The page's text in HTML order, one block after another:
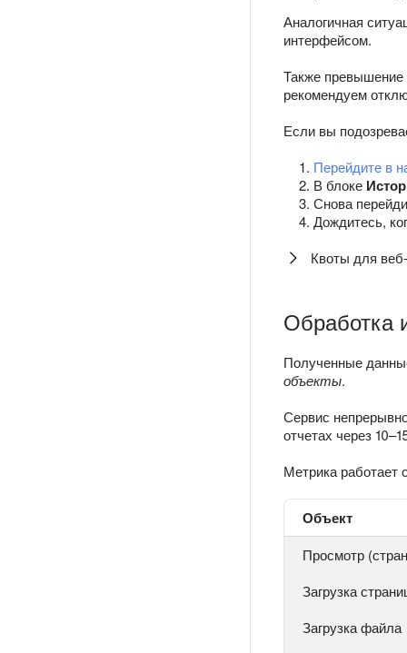
Аналогичная
интерфейсом.
Также превышение
рекомендуем
Если вы
Перейдите в
В блоке
Снова
Дождитесь,
Квоты для
Обработка
Полученные
объекты.
Сервис
отчетах через
Метрика работает
Объект
Просмотр
Загрузка
Загрузка файла